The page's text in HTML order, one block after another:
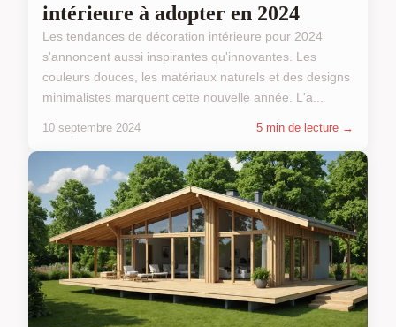
intérieure à adopter en 2024
Les tendances de décoration intérieure pour 2024
s'annoncent aussi inspirantes qu'innovantes. Les
couleurs douces, les matériaux naturels et des designs
minimalistes marquent cette nouvelle année. L'a...
10 septembre 2024 5 min de lecture →